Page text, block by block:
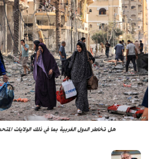
هل تخاطر الدول الغربية بما في ذلك الولايات